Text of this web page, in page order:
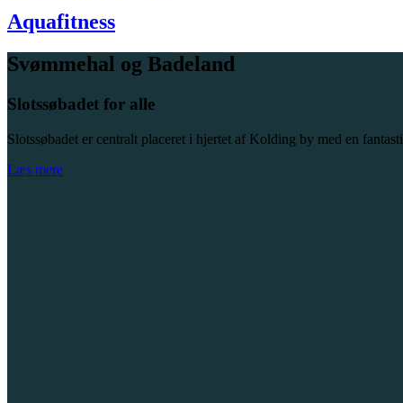
Aquafitness
Svømmehal og Badeland
Slotssøbadet for alle
Slotssøbadet er centralt placeret i hjertet af Kolding by med en
Læs mere